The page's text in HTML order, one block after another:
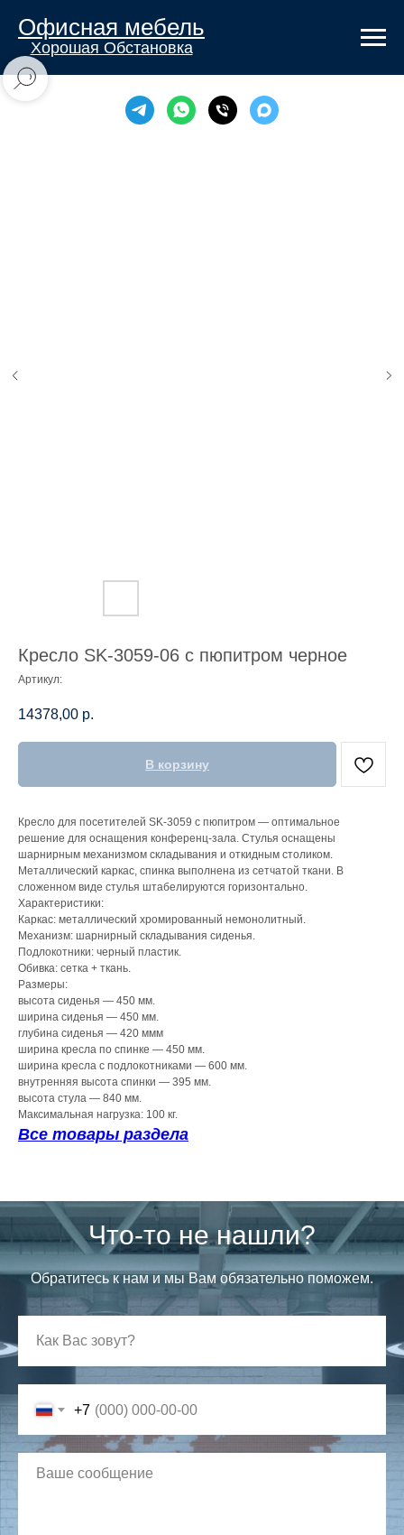
Офисная мебель
Хорошая Обстановка
Кресло SK-3059-06 с пюпитром черное
Артикул:
14378,00 р.
В корзину
Кресло для посетителей SK-3059 с пюпитром — оптимальное
решение для оснащения конференц-зала. Стулья оснащены
шарнирным механизмом складывания и откидным столиком.
Металлический каркас, спинка выполнена из сетчатой ткани. В
сложенном виде стулья штабелируются горизонтально.
Характеристики:
Каркас: металлический хромированный немонолитный.
Механизм: шарнирный складывания сиденья.
Подлокотники: черный пластик.
Обивка: сетка + ткань.
Размеры:
высота сиденья — 450 мм.
ширина сиденья — 450 мм.
глубина сиденья — 420 ммм
ширина кресла по спинке — 450 мм.
ширина кресла с подлокотниками — 600 мм.
внутренняя высота спинки — 395 мм.
высота стула — 840 мм.
Максимальная нагрузка: 100 кг.
Все товары раздела
Что-то не нашли?
Обратитесь к нам и мы Вам обязательно поможем.
+7